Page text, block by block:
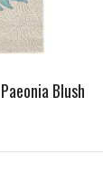
Blush